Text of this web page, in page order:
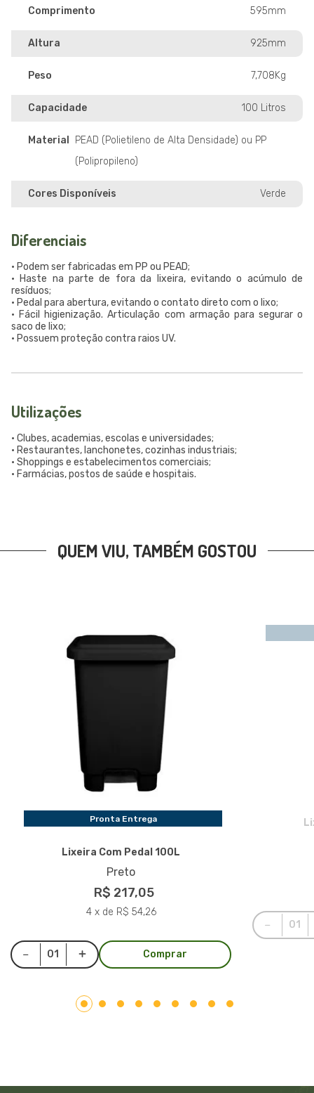
Comprimento 595mm
Altura 925mm
Peso 7,708Kg
Capacidade 100 Litros
Material
PEAD (Polietileno de Alta Densidade) ou PP
(Polipropileno)
Cores Disponíveis Verde
Diferenciais
• Podem ser fabricadas em PP ou PEAD;
• Haste na parte de fora da lixeira, evitando o acúmulo de
resíduos;
• Pedal para abertura, evitando o contato direto com o lixo;
• Fácil higienização. Articulação com armação para segurar o
saco de lixo;
• Possuem proteção contra raios UV.
Utilizações
• Clubes, academias, escolas e universidades;
• Restaurantes, lanchonetes, cozinhas industriais;
• Shoppings e estabelecimentos comerciais;
• Farmácias, postos de saúde e hospitais.
QUEM VIU, TAMBÉM GOSTOU
Pronta Entrega
Lixeira Com Pedal 100L
Preto
R$ 217,05
4 x de R$ 54,26
Comprar